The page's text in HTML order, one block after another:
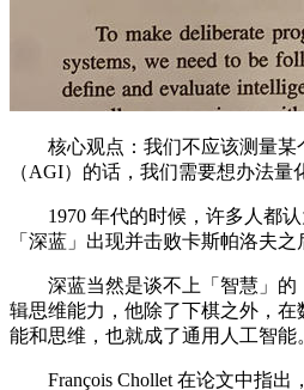
核心观点：我们不应该测量某个
（AGI）的话，我们需要想办法量
1970 年代的时候，许多人都认
「深蓝」出现并击败卡斯帕洛夫
深蓝当然是谈不上「智慧」的，
辑思维能力，他除了下棋之外，
能和思维，也就成了通用人工智能
François Chollet 在论文中指出